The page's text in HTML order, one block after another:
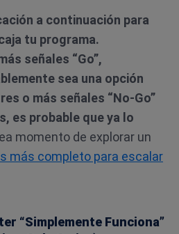
a continuación para
tu programa.
señales “Go”,
sea una opción
o más señales “No-Go”
es probable que ya lo
momento de explorar un
más completo para escalar
“Simplemente Funciona”